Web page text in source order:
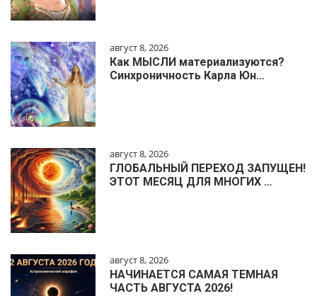
август 8, 2026
Как МЫСЛИ материализуются?
Синхроничность Карла Юн…
август 8, 2026
ГЛОБАЛЬНЫЙ ПЕРЕХОД ЗАПУЩЕН!
ЭТОТ МЕСЯЦ ДЛЯ МНОГИХ …
август 8, 2026
НАЧИНАЕТСЯ САМАЯ ТЕМНАЯ
ЧАСТЬ АВГУСТА 2026!